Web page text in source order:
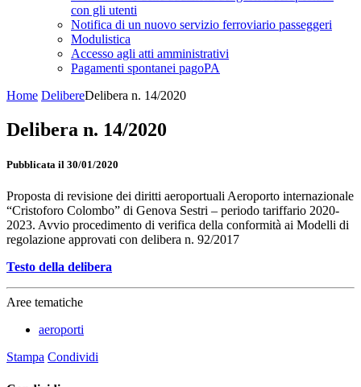
con gli utenti
Notifica di un nuovo servizio ferroviario passeggeri
Modulistica
Accesso agli atti amministrativi
Pagamenti spontanei pagoPA
Home DelibereDelibera n. 14/2020
Delibera n. 14/2020
Pubblicata il 30/01/2020
Proposta di revisione dei diritti aeroportuali Aeroporto internazionale
“Cristoforo Colombo” di Genova Sestri – periodo tariffario 2020-
2023. Avvio procedimento di verifica della conformità ai Modelli di
regolazione approvati con delibera n. 92/2017
Testo della delibera
Aree tematiche
aeroporti
Stampa Condividi